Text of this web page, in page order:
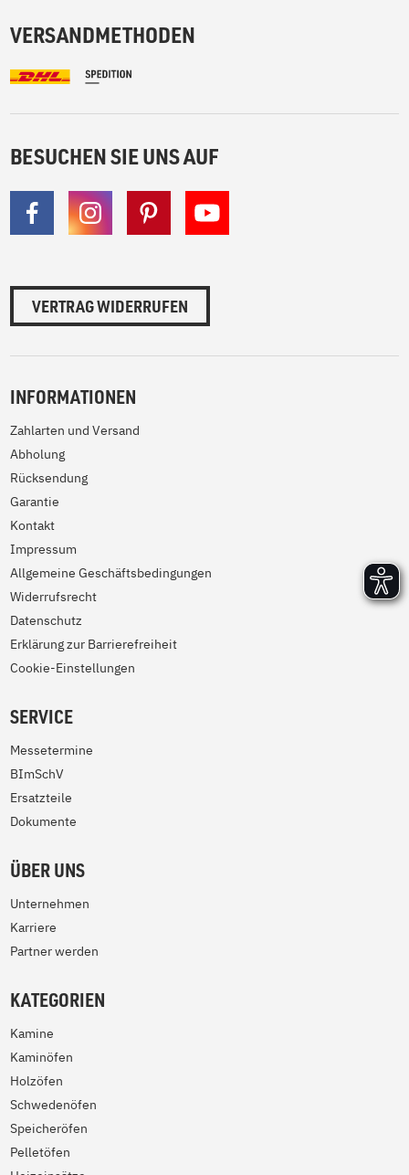
VERSANDMETHODEN
BESUCHEN SIE UNS AUF
VERTRAG WIDERRUFEN
INFORMATIONEN
Zahlarten und Versand
Abholung
Rücksendung
Garantie
Kontakt
Impressum
Allgemeine Geschäftsbedingungen
Widerrufsrecht
Datenschutz
Erklärung zur Barrierefreiheit
Cookie-Einstellungen
SERVICE
Messetermine
BImSchV
Ersatzteile
Dokumente
ÜBER UNS
Unternehmen
Karriere
Partner werden
KATEGORIEN
Kamine
Kaminöfen
Holzöfen
Schwedenöfen
Speicheröfen
Pelletöfen